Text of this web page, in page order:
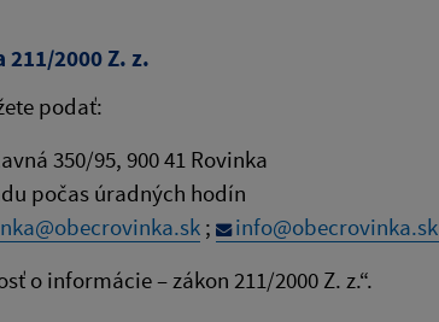
2000 Z. z.
podať:
350/95, 900 41 Rovinka
počas úradných hodín
; info@obecrovinka.sk
o informácie – zákon 211/2000 Z. z.“.